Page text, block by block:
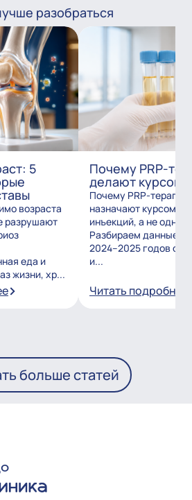
разобраться
5
возраста
разрушают
еда и
жизни, хр...
Почему PRP-
делают курсом?
Почему PRP-
назначают курсом из
инъекций, а не
Разбираем данные
2024–2025 годов о
и...
Читать подробнее
больше статей